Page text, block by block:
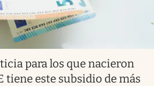
para los que nacieron
tiene este subsidio de más